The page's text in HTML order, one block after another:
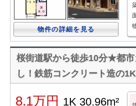
物件の詳細を見る
桜街道駅から徒歩10分★都
し！鉄筋コンクリート造の
8.1万円 1K 30.96m²